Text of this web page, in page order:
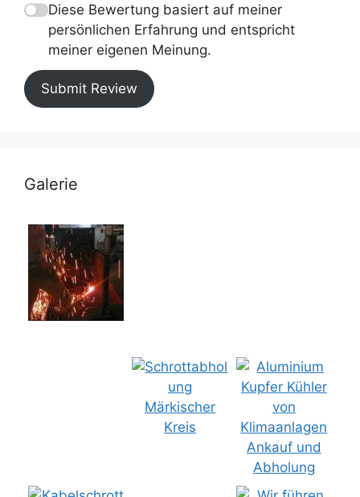
Diese Bewertung basiert auf meiner
persönlichen Erfahrung und entspricht
meiner eigenen Meinung.
Submit Review
Galerie